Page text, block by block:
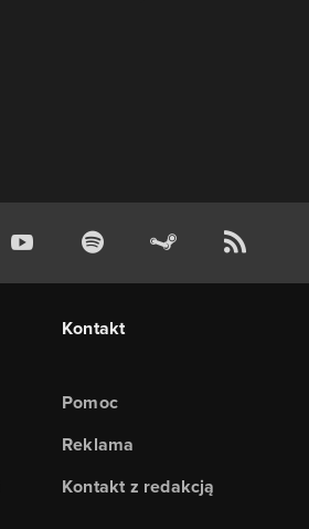
Kontakt
Pomoc
Reklama
Kontakt z redakcją